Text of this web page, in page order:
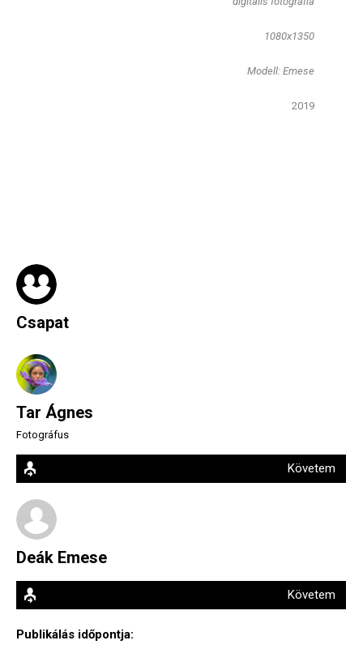
1080x1350
Modell: Emese
2019​
Csapat
Tar Ágnes
Fotográfus
Követem
Deák Emese
Követem
Publikálás időpontja: